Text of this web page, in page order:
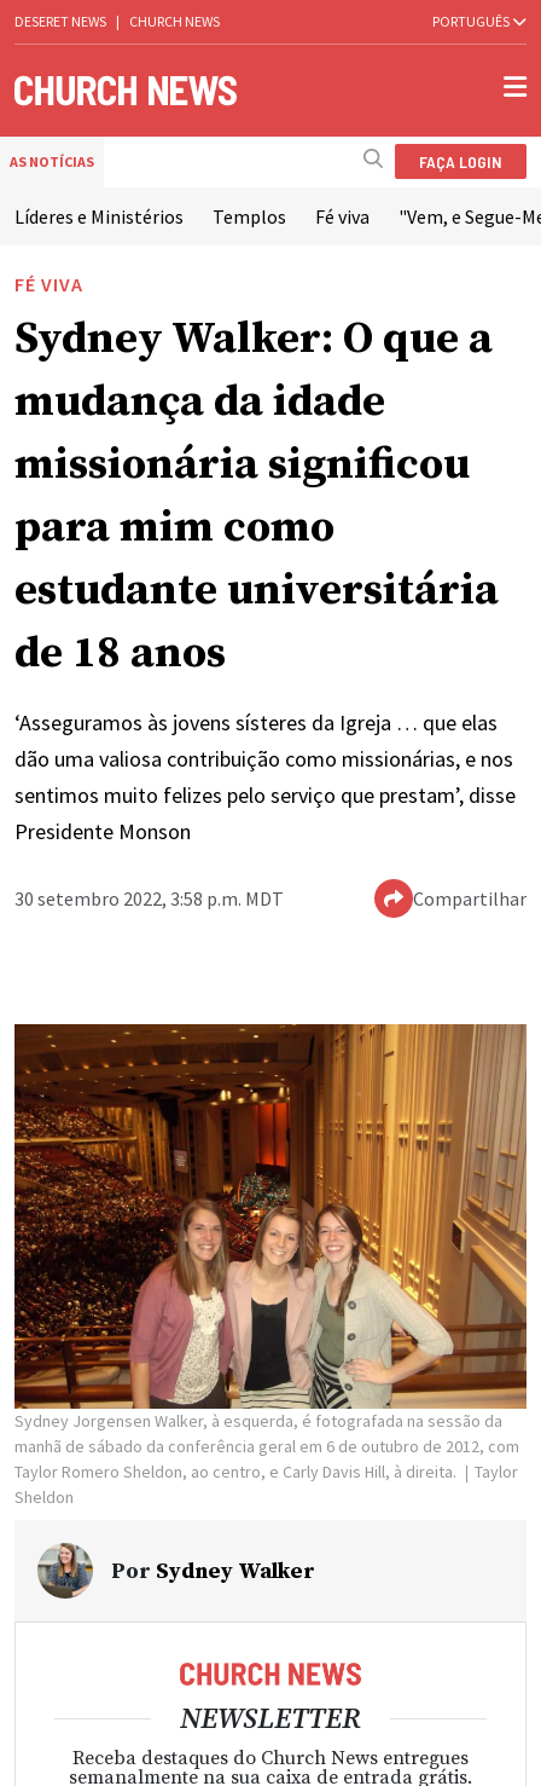
DESERET NEWS | CHURCH NEWS PORTUGUÊS
AS NOTÍCIAS FAÇA LOGIN
Líderes e Ministérios Templos Fé viva "Vem, e Segue-
FÉ VIVA
Sydney Walker: O que a
mudança da idade
missionária significou
para mim como
estudante universitária
de 18 anos
‘Asseguramos às jovens sísteres da Igreja … que elas
dão uma valiosa contribuição como missionárias, e nos
sentimos muito felizes pelo serviço que prestam’, disse
Presidente Monson
30 setembro 2022, 3:58 p.m. MDT Compartilhar
Sydney Jorgensen Walker, à esquerda, é fotografada na sessão da
manhã de sábado da conferência geral em 6 de outubro de 2012, com
Taylor Romero Sheldon, ao centro, e Carly Davis Hill, à direita.
Taylor
Sheldon
Por Sydney Walker
NEWSLETTER
Receba destaques do Church News entregues
semanalmente na sua caixa de entrada grátis.